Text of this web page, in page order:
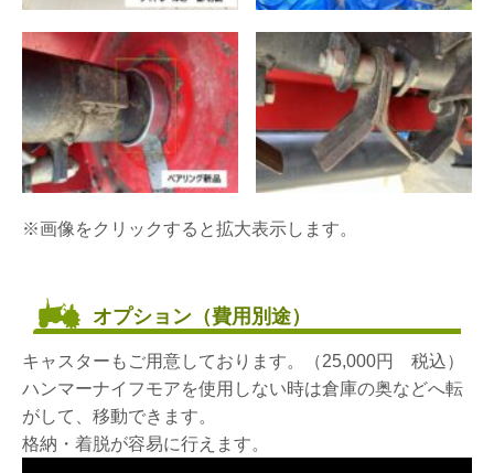
※画像をクリックすると拡大表示します。
オプション（費用別途）
キャスターもご用意しております。（25,000円 税込）
ハンマーナイフモアを使用しない時は倉庫の奥などへ転
がして、移動できます。
格納・着脱が容易に行えます。